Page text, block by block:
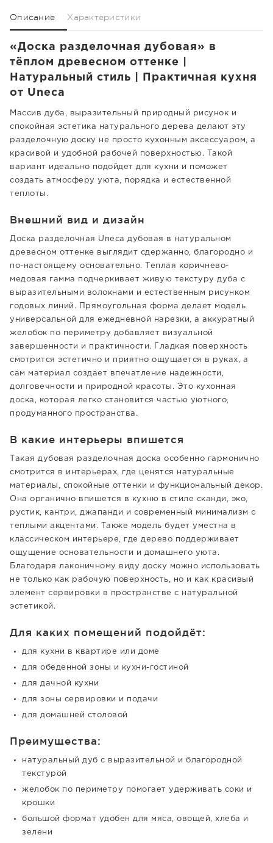
Описание Характеристики
«Доска разделочная дубовая» в
тёплом древесном оттенке |
Натуральный стиль | Практичная кухня
от Uneca
Массив дуба, выразительный природный рисунок и
спокойная эстетика натурального дерева делают эту
разделочную доску не просто кухонным аксессуаром, а
красивой и удобной рабочей поверхностью. Такой
вариант идеально подойдет для кухни и поможет
создать атмосферу уюта, порядка и естественной
теплоты.
Внешний вид и дизайн
Доска разделочная Uneca дубовая в натуральном
древесном оттенке выглядит сдержанно, благородно и
по-настоящему основательно. Теплая коричнево-
медовая гамма подчеркивает живую текстуру дуба с
выразительными волокнами и естественным рисунком
годовых линий. Прямоугольная форма делает модель
универсальной для ежедневной нарезки, а аккуратный
желобок по периметру добавляет визуальной
завершенности и практичности. Гладкая поверхность
смотрится эстетично и приятно ощущается в руках, а
сам материал создает впечатление надежности,
долговечности и природной красоты. Это кухонная
доска, которая легко становится частью уютного,
продуманного пространства.
В какие интерьеры впишется
Такая дубовая разделочная доска особенно гармонично
смотрится в интерьерах, где ценятся натуральные
материалы, спокойные оттенки и функциональный декор.
Она органично впишется в кухню в стиле сканди, эко,
рустик, кантри, джапанди и современный минимализм с
теплыми акцентами. Также модель будет уместна в
классическом интерьере, где дерево поддерживает
ощущение основательности и домашнего уюта.
Благодаря лаконичному виду доску можно использовать
не только как рабочую поверхность, но и как красивый
элемент сервировки в пространстве с натуральной
эстетикой.
Для каких помещений подойдёт:
для кухни в квартире или доме
для обеденной зоны и кухни-гостиной
для дачной кухни
для зоны сервировки и подачи
для домашней столовой
Преимущества:
натуральный дуб с выразительной и благородной
текстурой
желобок по периметру помогает удерживать соки и
крошки
большой формат удобен для мяса, овощей, хлеба и
зелени